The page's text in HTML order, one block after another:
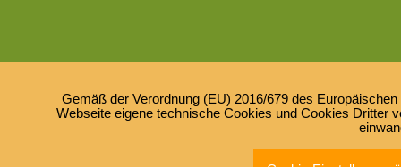
Gemäß der Verordnung (EU) 2016/679 des
Webseite eigene technische Cookies und Cookies Dritter